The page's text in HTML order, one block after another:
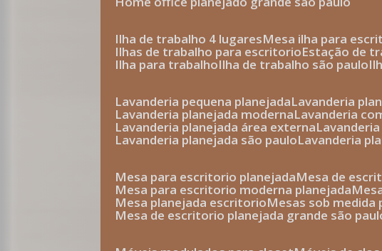
ilha de trabalho 4 lugares
mesa ilha para
ilhas de trabalho para escritorio estação de
ilha para trabalho ilha de trabalho são paulo
lavanderia pequena planejada lavanderia
lavanderia planejada moderna lavanderia
lavanderia planejada área externa
lavanderia planejada são paulo lavanderia
mesa para escritorio planejada
mesa de
mesa para escritorio moderna planejada
mesa planejada escritorio mesas sob
mesa de escritorio planejada grande são